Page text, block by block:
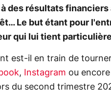
à des résultats
Le but étant pour
qui lui tient
est-il en train de
, Instagram ou encore
du second trimestre